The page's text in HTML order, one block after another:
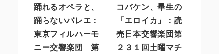
踊れるオペラと、
踊らないバレエ：
東京フィルハーモ
ニー交響楽団 第
コバケン、畢生の
「エロイカ」：読
売日本交響楽団第
２３１回土曜マチ